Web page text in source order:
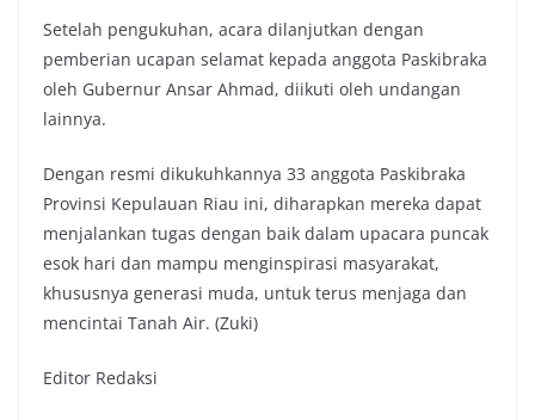
Setelah pengukuhan, acara dilanjutkan dengan
pemberian ucapan selamat kepada anggota Paskibraka
oleh Gubernur Ansar Ahmad, diikuti oleh undangan
lainnya.
Dengan resmi dikukuhkannya 33 anggota Paskibraka
Provinsi Kepulauan Riau ini, diharapkan mereka dapat
menjalankan tugas dengan baik dalam upacara puncak
esok hari dan mampu menginspirasi masyarakat,
khususnya generasi muda, untuk terus menjaga dan
mencintai Tanah Air. (Zuki)
Editor Redaksi